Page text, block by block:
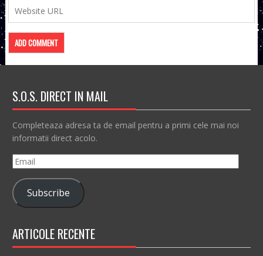
S.O.S. DIRECT IN MAIL
Completeaza adresa ta de email pentru a primi cele mai noi
informatii direct acolo.
Email
Subscribe
ARTICOLE RECENTE